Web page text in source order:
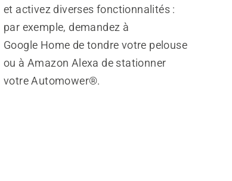
et activez diverses fonctionnalités :
par exemple, demandez à
Google Home de tondre votre pelouse
ou à Amazon Alexa de stationner
votre Automower®.